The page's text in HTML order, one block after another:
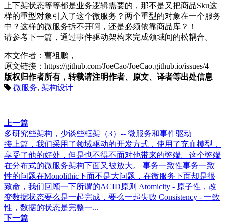
上下架状态等等都是业务逻辑需要的，那不是又把商品Sku这
样的重型对象引入了这个微服务？两个重型的对象在一个服务
中？这样的微服务拆不开啊，还是必须依靠商品库？！
请参考下一篇，通过事件驱动架构来完成领域间的松耦合。
本文作者：曹祖鹏，
原文链接：https://github.com/JoeCao/JoeCao.github.io/issues/4
版权归作者所有，转载请注明作者、原文、译者等出处信息
微服务, 架构设计
上一篇
多研究些架构，少谈些框架（3）-- 微服务和事件驱动
接上篇，我们采用了领域驱动的开发方式，使用了充血模型，
享受了他的好处，但是也不得不面对他带来的弊端。这个弊端
在分布式的微服务架构下面又被放大。 事务一致性事务一致
性的问题在Monolithic下面不是大问题，在微服务下面却是很
致命，我们回顾一下所谓的ACID原则 Atomicity - 原子性，改
变数据状态要么是一起完成，要么一起失败 Consistency - 一致
性，数据的状态是完整一...
下一篇